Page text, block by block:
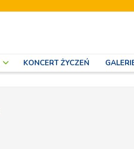
KONCERT ŻYCZEŃ